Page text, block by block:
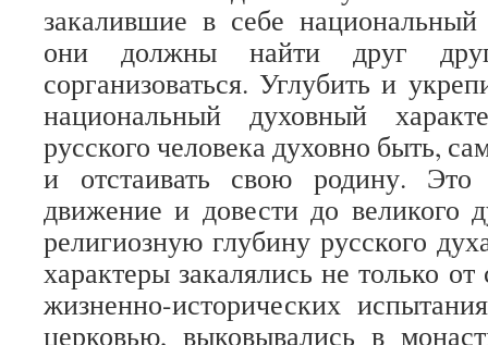
закалившие в себе
они должны найти друг
сорганизоваться. Углубить и
национальный духовный
русского человека духовно быть,
и отстаивать свою родину. Это
движение и довести до великого
религиозную глубину русского
характеры закалялись не только
жизненно-исторических
церковью, выковывались в